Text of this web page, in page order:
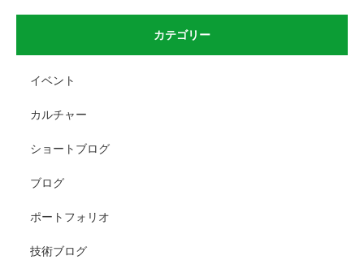
カテゴリー
イベント
カルチャー
ショートブログ
ブログ
ポートフォリオ
技術ブログ